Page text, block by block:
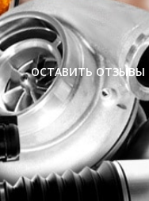
ОСТАВИТЬ ОТЗЫВЫ